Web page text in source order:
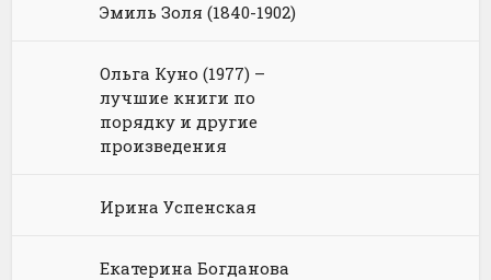
Эмиль Золя (1840-1902)
Ольга Куно (1977) –
лучшие книги по
порядку и другие
произведения
Ирина Успенская
Екатерина Богданова